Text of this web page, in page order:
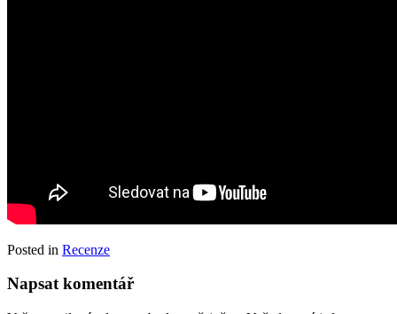
Posted in Recenze
Napsat komentář